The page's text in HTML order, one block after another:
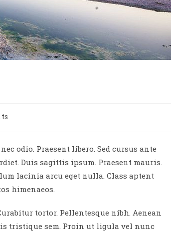
odio. Praesent libero. Sed cursus ante
Duis sagittis ipsum. Praesent mauris.
lacinia arcu eget nulla. Class aptent
himenaeos.
tortor. Pellentesque nibh. Aenean
tristique sem. Proin ut ligula vel nunc